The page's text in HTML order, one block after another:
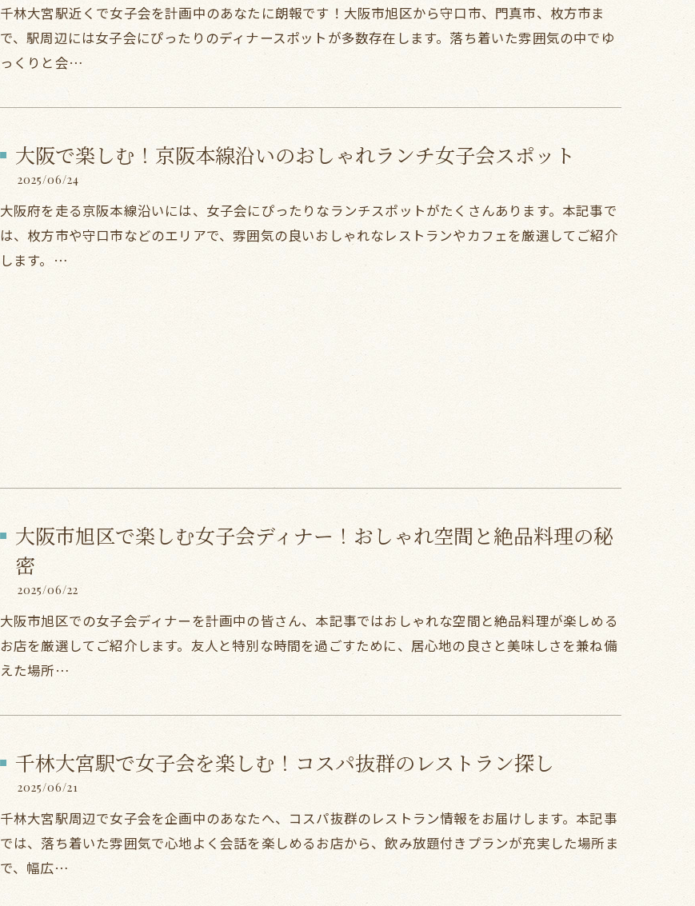
千林大宮駅近くで女子会を計画中のあなたに朗報です！大阪市旭区から守口市、門真市、枚方市ま
で、駅周辺には女子会にぴったりのディナースポットが多数存在します。落ち着いた雰囲気の中でゆ
っくりと会…
大阪で楽しむ！京阪本線沿いのおしゃれランチ女子会スポット
2025/06/24
大阪府を走る京阪本線沿いには、女子会にぴったりなランチスポットがたくさんあります。本記事で
は、枚方市や守口市などのエリアで、雰囲気の良いおしゃれなレストランやカフェを厳選してご紹介
します。…
大阪市旭区で楽しむ女子会ディナー！おしゃれ空間と絶品料理の秘
密
2025/06/22
大阪市旭区での女子会ディナーを計画中の皆さん、本記事ではおしゃれな空間と絶品料理が楽しめる
お店を厳選してご紹介します。友人と特別な時間を過ごすために、居心地の良さと美味しさを兼ね備
えた場所…
千林大宮駅で女子会を楽しむ！コスパ抜群のレストラン探し
2025/06/21
千林大宮駅周辺で女子会を企画中のあなたへ、コスパ抜群のレストラン情報をお届けします。本記事
では、落ち着いた雰囲気で心地よく会話を楽しめるお店から、飲み放題付きプランが充実した場所ま
で、幅広…